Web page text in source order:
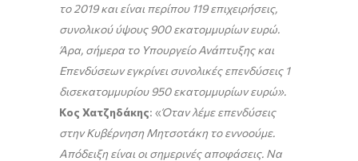
το 2019 και είναι περίπου 119 επιχειρήσεις,
συνολικού ύψους 900 εκατομμυρίων ευρώ.
Άρα, σήμερα το Υπουργείο Ανάπτυξης και
Επενδύσεων εγκρίνει συνολικές επενδύσεις 1
δισεκατομμυρίου 950 εκατομμυρίων ευρώ».
Κος Χατζηδάκης: «Όταν λέμε επενδύσεις
στην Κυβέρνηση Μητσοτάκη το εννοούμε.
Απόδειξη είναι οι σημερινές αποφάσεις. Να